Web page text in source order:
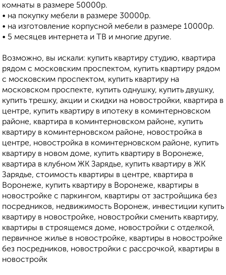
комнаты в размере 50000р.
• на покупку мебели в размере 30000р.
• на изготовление корпусной мебели в размере 10000р.
• 5 месяцев интернета и ТВ и многие другие.
Возможно, вы искали: купить квартиру студию, квартира
рядом с московским проспектом, купить квартиру рядом
с московским проспектом, купить квартиру на
московском проспекте, купить однушку, купить двушку,
купить трешку, акции и скидки на новостройки, квартира в
центре, купить квартиру в ипотеку в коминтерновском
районе, квартира в коминтерновском районе, купить
квартиру в коминтерновском районе, новостройка в
центре, новостройка в коминтерновском районе, купить
квартиру в новом доме, купить квартиру в Воронеже,
квартира в клубном ЖК Зарядье, купить квартиру в ЖК
Зарядье, стоимость квартиры в центре, квартира в
Воронеже, купить квартиру в Воронеже, квартиры в
новостройке с паркингом, квартиры от застройщика без
посредников, недвижимость Воронеж, инвестиции купить
квартиру в новостройке, новостройки сменить квартиру,
квартиры в строящемся доме, новостройки с отделкой,
первичное жилье в новостройке, квартиры в новостройке
без посредников, новостройки с рассрочкой, квартиры в
новостройк